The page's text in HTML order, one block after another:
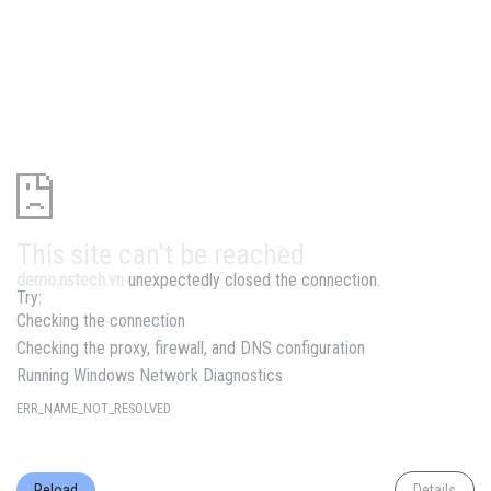
unexpectedly closed the connection.
Try:
Checking the connection
Checking the proxy, firewall, and DNS configuration
Running Windows Network Diagnostics
ERR_NAME_NOT_RESOLVED